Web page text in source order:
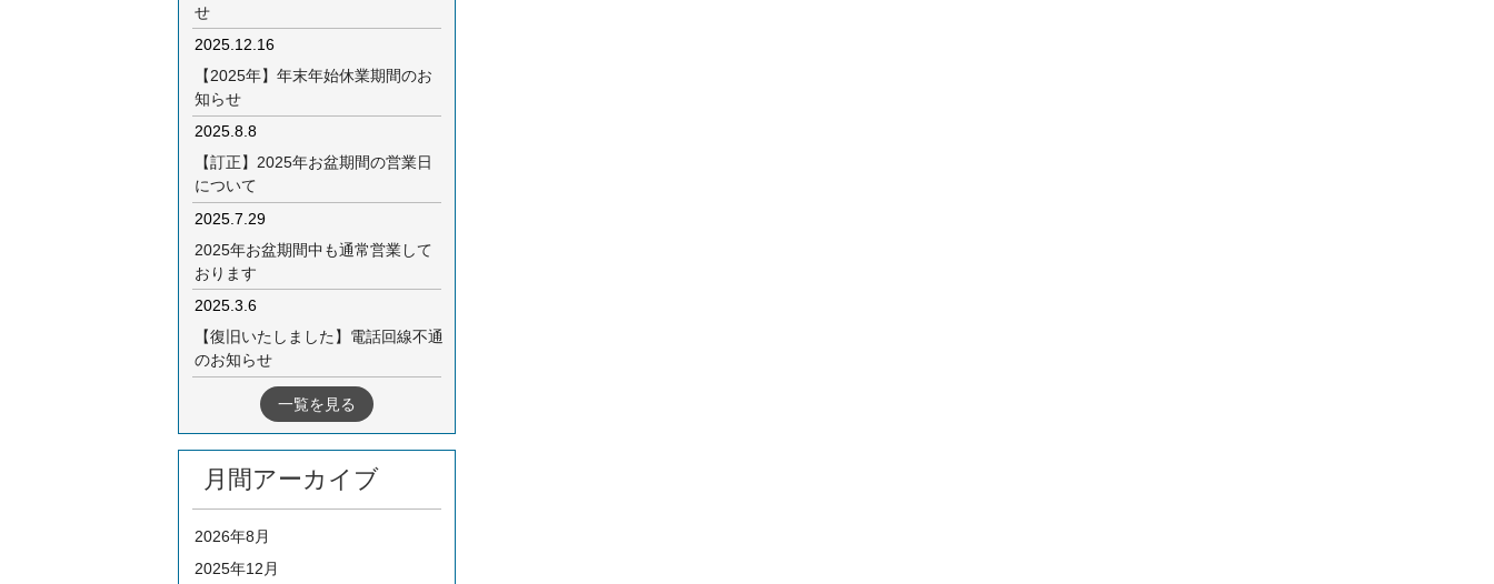
せ
2025.12.16
【2025年】年末年始休業期間のお
知らせ
2025.8.8
【訂正】2025年お盆期間の営業日
について
2025.7.29
2025年お盆期間中も通常営業して
おります
2025.3.6
【復旧いたしました】電話回線不通
のお知らせ
一覧を見る
月間アーカイブ
2026年8月
2025年12月